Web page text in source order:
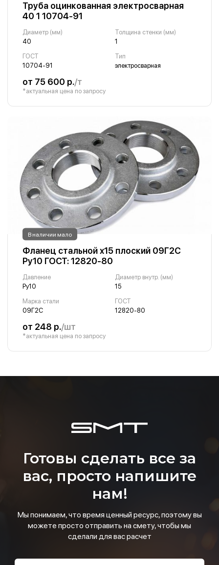
Труба оцинкованная электросварная
40 1 10704-91
Диаметр (мм)
40
Толщина стенки (мм)
1
ГОСТ
10704-91
Тип
электросварная
от 75 600 р./т
*актуальная цена по запросу
В наличии мало
Фланец стальной х15 плоский 09Г2С
Ру10 ГОСТ: 12820-80
Давление
Ру10
Диаметр внутр. (мм)
15
Марка стали
09Г2С
ГОСТ
12820-80
от 248 р./шт
*актуальная цена по запросу
Готовы сделать все за
вас, просто напишите
нам!
Мы понимаем, что время ценный ресурс, поэтому вы
можете просто отправить на смету, чтобы мы
сделали для вас расчет